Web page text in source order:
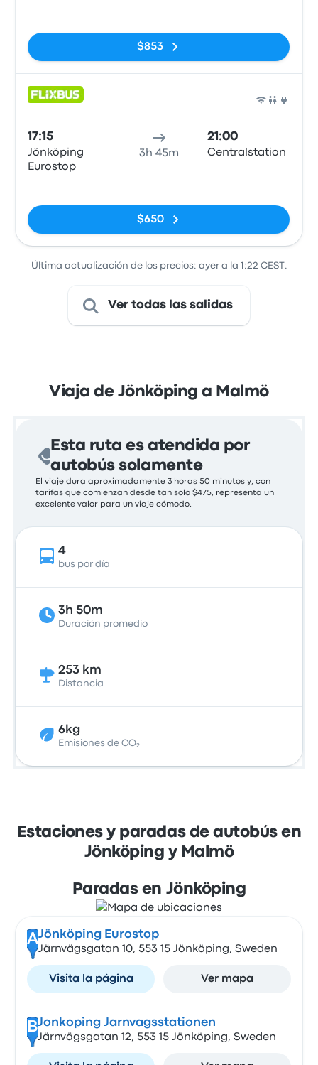
$853
17:15
Jönköping
Eurostop
3h 45m
21:00
Centralstation
$650
Última actualización de los precios: ayer a la 1:22 CEST.
Ver todas las salidas
Viaja de Jönköping a Malmö
Esta ruta es atendida por
autobús solamente
El viaje dura aproximadamente 3 horas 50 minutos y, con
tarifas que comienzan desde tan solo $475, representa un
excelente valor para un viaje cómodo.
4
bus por día
3h 50m
Duración promedio
253 km
Distancia
6kg
Emisiones de CO₂
Estaciones y paradas de autobús en
Jönköping y Malmö
Paradas en Jönköping
AJönköping Eurostop
Järnvägsgatan 10, 553 15 Jönköping, Sweden
Visita la página Ver mapa
BJonkoping Jarnvagsstationen
Järnvägsgatan 12, 553 15 Jönköping, Sweden